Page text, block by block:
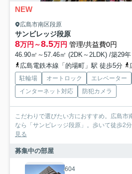
NEW
広島市南区段原
サンビレッジ段原
8万円～8.5万円 管理/共益費0円
46.90㎡～57.46㎡ (2DK～2LDK) /築29
広島電鉄本線「的場町」駅 徒歩5分
駐輪場 オートロック エレベーター
インターネット対応
防犯カメラ
こだわりで選びたい方におすすめ。広島市
なら「サンビレッジ段原」。歩いて徒歩2
見る
募集中の部屋
604